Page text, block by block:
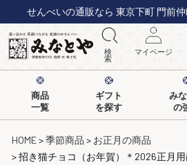
せんべいの通販なら 東京下町 門前仲
検
索
マイページ
商品
一覧
ギフト
を探す
み
の
HOME 季節商品
お正月の商品
招き猫チョコ（お年賀）＊2026正月